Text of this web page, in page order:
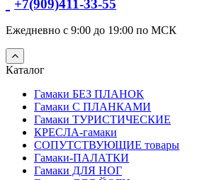
+7(909)411-33-55
Ежедневно с 9:00 до 19:00 по МСК
Каталог
Гамаки БЕЗ ПЛАНОК
Гамаки С ПЛАНКАМИ
Гамаки ТУРИСТИЧЕСКИЕ
КРЕСЛА-гамаки
СОПУТСТВУЮЩИЕ товары
Гамаки-ПАЛАТКИ
Гамаки ДЛЯ НОГ